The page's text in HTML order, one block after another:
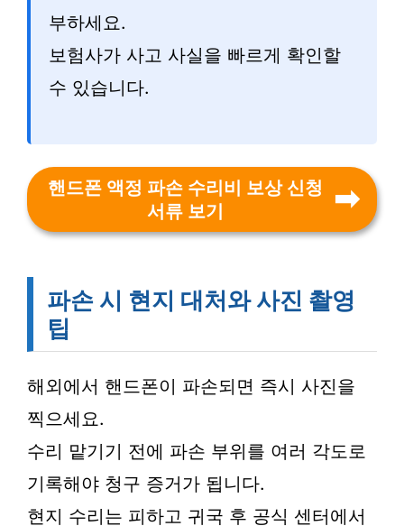
부하세요.
보험사가 사고 사실을 빠르게 확인할
수 있습니다.
핸드폰 액정 파손 수리비 보상 신청
서류 보기
파손 시 현지 대처와 사진 촬영
팁
해외에서 핸드폰이 파손되면 즉시 사진을
찍으세요.
수리 맡기기 전에 파손 부위를 여러 각도로
기록해야 청구 증거가 됩니다.
현지 수리는 피하고 귀국 후 공식 센터에서